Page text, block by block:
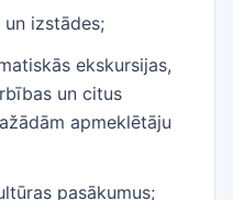
izstādes;
ekskursijas,
un citus
apmeklētāju
pasākumus;